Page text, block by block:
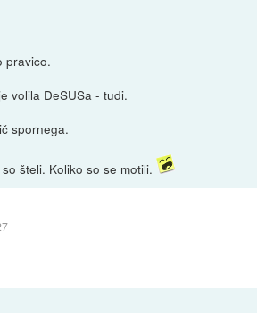
pravico.
volila DeSUSa - tudi.
spornega.
šteli. Koliko so se motili.